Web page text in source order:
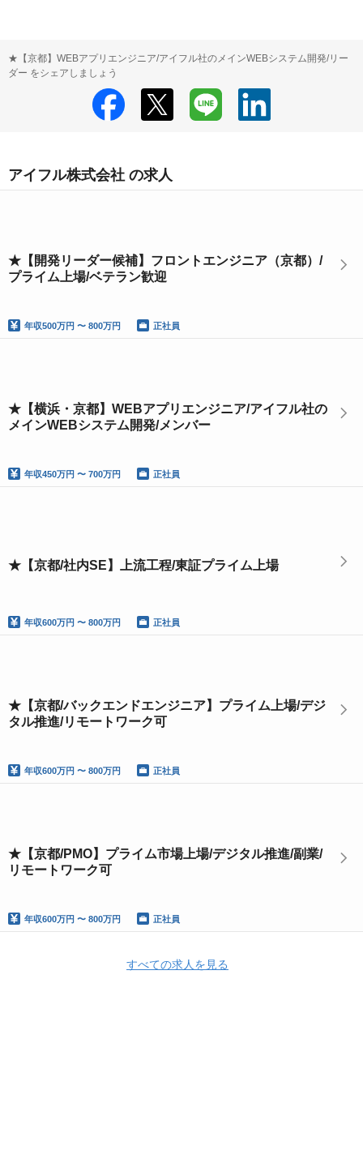
★【京都】WEBアプリエンジニア/アイフル社のメインWEBシステム開発/リー
ダー をシェアしましょう
アイフル株式会社 の求人
★【開発リーダー候補】フロントエンジニア（京都）/
プライム上場/ベテラン歓迎
年収500万円 〜 800万円 正社員
★【横浜・京都】WEBアプリエンジニア/アイフル社の
メインWEBシステム開発/メンバー
年収450万円 〜 700万円 正社員
★【京都/社内SE】上流工程/東証プライム上場
年収600万円 〜 800万円 正社員
★【京都/バックエンドエンジニア】プライム上場/デジ
タル推進/リモートワーク可
年収600万円 〜 800万円 正社員
★【京都/PMO】プライム市場上場/デジタル推進/副業/
リモートワーク可
年収600万円 〜 800万円 正社員
すべての求人を見る